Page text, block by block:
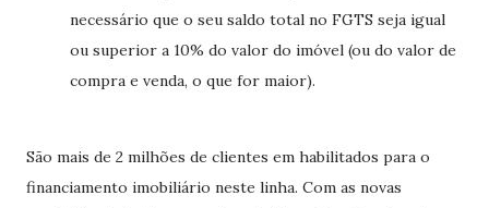
necessário que o seu saldo total no FGTS seja igual
ou superior a 10% do valor do imóvel (ou do valor de
compra e venda, o que for maior).
São mais de 2 milhões de clientes em habilitados para o
financiamento imobiliário neste linha. Com as novas